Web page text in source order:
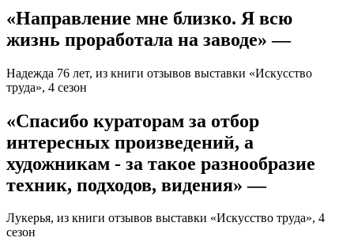
«Направление мне близко. Я всю
жизнь проработала на заводе» —
Надежда 76 лет, из книги отзывов выставки «Искусство
труда», 4 сезон
«Спасибо кураторам за отбор
интересных произведений, а
художникам - за такое разнообразие
техник, подходов, видения» —
Лукерья, из книги отзывов выставки «Искусство труда», 4
сезон